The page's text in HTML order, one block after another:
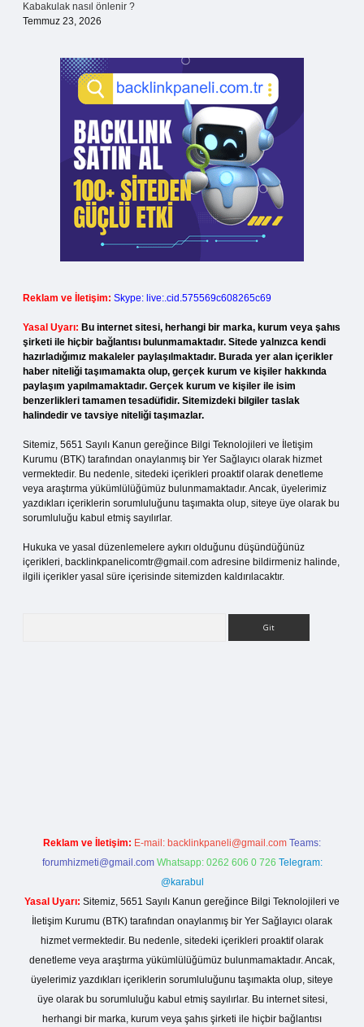
Kabakulak nasıl önlenir ?
Temmuz 23, 2026
Reklam ve İletişim: Skype: live:.cid.575569c608265c69
Yasal Uyarı: Bu internet sitesi, herhangi bir marka, kurum veya şahıs
şirketi ile hiçbir bağlantısı bulunmamaktadır. Sitede yalnızca kendi
hazırladığımız makaleler paylaşılmaktadır. Burada yer alan içerikler
haber niteliği taşımamakta olup, gerçek kurum ve kişiler hakkında
paylaşım yapılmamaktadır. Gerçek kurum ve kişiler ile isim
benzerlikleri tamamen tesadüfidir. Sitemizdeki bilgiler taslak
halindedir ve tavsiye niteliği taşımazlar.
Sitemiz, 5651 Sayılı Kanun gereğince Bilgi Teknolojileri ve İletişim
Kurumu (BTK) tarafından onaylanmış bir Yer Sağlayıcı olarak hizmet
vermektedir. Bu nedenle, sitedeki içerikleri proaktif olarak denetleme
veya araştırma yükümlülüğümüz bulunmamaktadır. Ancak, üyelerimiz
yazdıkları içeriklerin sorumluluğunu taşımakta olup, siteye üye olarak bu
sorumluluğu kabul etmiş sayılırlar.
Hukuka ve yasal düzenlemelere aykırı olduğunu düşündüğünüz
içerikleri, backlinkpanelicomtr@gmail.com adresine bildirmeniz halinde,
ilgili içerikler yasal süre içerisinde sitemizden kaldırılacaktır.
Reklam ve İletişim: E-mail: backlinkpaneli@gmail.com Teams:
forumhizmeti@gmail.com Whatsapp: 0262 606 0 726 Telegram:
@karabul
Yasal Uyarı: Sitemiz, 5651 Sayılı Kanun gereğince Bilgi Teknolojileri ve
İletişim Kurumu (BTK) tarafından onaylanmış bir Yer Sağlayıcı olarak
hizmet vermektedir. Bu nedenle, sitedeki içerikleri proaktif olarak
denetleme veya araştırma yükümlülüğümüz bulunmamaktadır. Ancak,
üyelerimiz yazdıkları içeriklerin sorumluluğunu taşımakta olup, siteye
üye olarak bu sorumluluğu kabul etmiş sayılırlar. Bu internet sitesi,
herhangi bir marka, kurum veya şahıs şirketi ile hiçbir bağlantısı